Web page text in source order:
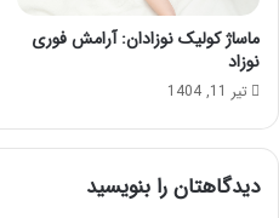
ماساژ کولیک نوزادان: آرامش فوری
نوزاد
تیر 11, 1404
دیدگاهتان را بنویسید